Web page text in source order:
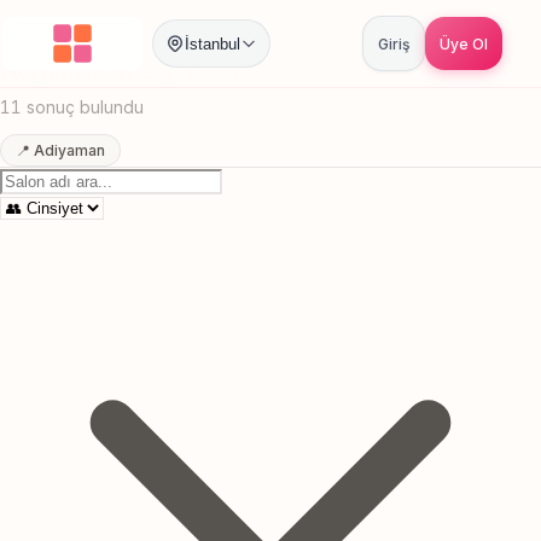
İstanbul Giriş Üye Ol
Anasayfa / Adiyaman Masaj Salonu
Adiyaman Masaj Salonu
11 sonuç bulundu
📍 Adiyaman
Canlı sonuçlar Online randevu